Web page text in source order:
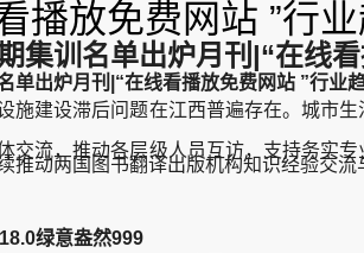
播放免费网站 ”行
集训名单出炉月刊|“在线
单出炉月刊|“在线看播放免费网站 ”行业
设滞后问题在江西普遍存在。城市生
，推动各层级人员互访，支持务实专业
推动两国图书翻译出版机构知识经验交
绿意盎然999